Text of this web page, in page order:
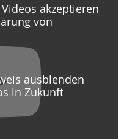
akzeptieren
von
ausblenden
in Zukunft